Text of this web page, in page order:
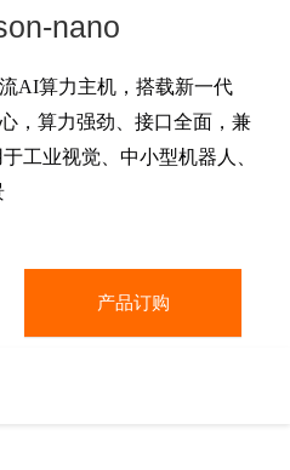
nano
AI算力主机，搭载新一代
，算力强劲、接口全面，兼
工业视觉、中小型机器人、
产品订购